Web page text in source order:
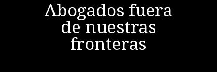
Abogados fuera
de nuestras
fronteras